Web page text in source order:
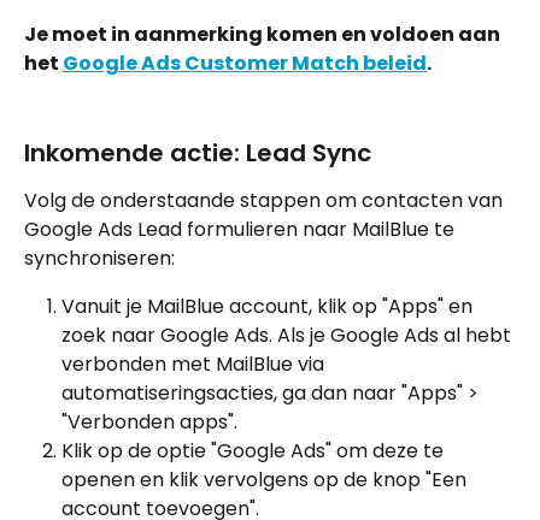
Je moet in aanmerking komen en voldoen aan
het Google Ads Customer Match beleid.
Inkomende actie: Lead Sync
Volg de onderstaande stappen om contacten van
Google Ads Lead formulieren naar MailBlue te
synchroniseren:
Vanuit je MailBlue account, klik op "Apps" en
zoek naar Google Ads. Als je Google Ads al hebt
verbonden met MailBlue via
automatiseringsacties, ga dan naar "Apps" >
"Verbonden apps".
Klik op de optie "Google Ads" om deze te
openen en klik vervolgens op de knop "Een
account toevoegen".